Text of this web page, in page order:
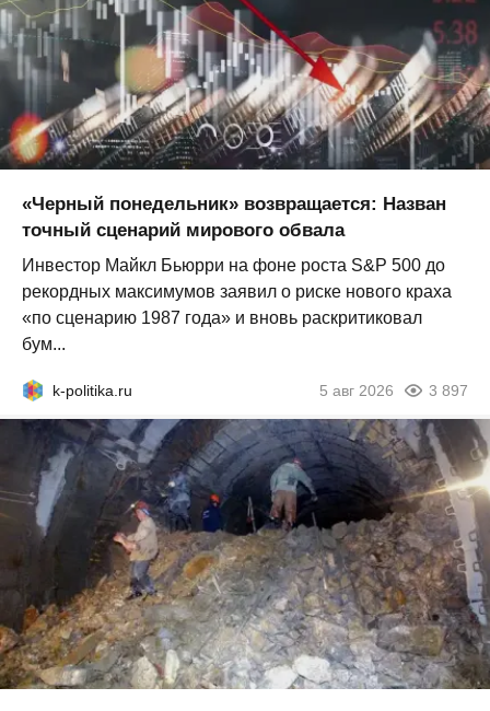
«Черный понедельник» возвращается: Назван
точный сценарий мирового обвала
Инвестор Майкл Бьюрри на фоне роста S&P 500 до
рекордных максимумов заявил о риске нового краха
«по сценарию 1987 года» и вновь раскритиковал
бум...
k-politika.ru 5 авг 2026 3 897